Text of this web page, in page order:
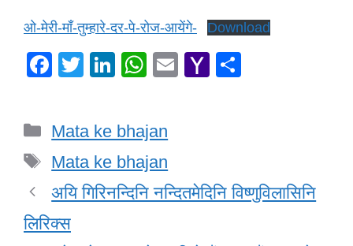
ओ-मेरी-माँ-तुम्हारे-दर-पे-रोज-आयेंगे- Download
F
e
b
o
o
T
er
Li
e
dI
n
W
s
A
p
E
Y
M
Categories
Mata ke bhajan
Tags
Mata ke bhajan
अयि गिरिनन्दिनि नन्दितमेदिनि विष्णुविलासिनि
लिरिक्स